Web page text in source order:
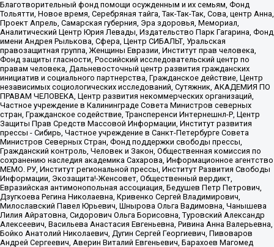
Благотворительный фонд помощи осужденным и их семьям, Фонд
Тольятти, Новое время, Серебряная тайга, Так-Так-Так, Сова, центр Анна,
Проект Апрель, Самарская губерния, Эра здоровья, Мемориал,
Аналитический Центр Юрия Левады, Издательство Парк Гагарина, Фонд
имени Андрея Рылькова, Сфера, Центр СИБАЛЬТ, Уральская
правозащитная группа, Женщины Евразии, Институт прав человека,
Фонд защиты гласности, Российский исследовательский центр по
правам человека, Дальневосточный центр развития гражданских
инициатив и социального партнерства, Гражданское действие, Центр
независимых социологических исследований, Сутяжник, АКАДЕМИЯ ПО
ПРАВАМ ЧЕЛОВЕКА, Центр развития некоммерческих организаций,
Частное учреждение в Калининграде Совета Министров северных
стран, Гражданское содействие, Трансперенси Интернешнл-Р, Центр
Защиты Прав Средств Массовой Информации, Институт развития
прессы - Сибирь, Частное учреждение в Санкт-Петербурге Совета
Министров Северных Стран, Фонд поддержки свободы прессы,
Гражданский контроль, Человек и Закон, Общественная комиссия по
сохранению наследия академика Сахарова, Информационное агентство
МЕМО. РУ, Институт региональной прессы, Институт Развития Свободы
Информации, Экозащита!-Женсовет, Общественный вердикт,
Евразийская антимонопольная ассоциация, Бедушев Петр Петрович,
Дзугкоева Регина Николаевна, Кривенко Сергей Владимирович,
Милославский Павел Юрьевич, Шнырова Ольга Вадимовна, Чанышева
Лилия Айратовна, Сидорович Ольга Борисовна, Туровский Александр
Алексеевич, Васильева Анастасия Евгеньевна, Ривина Анна Валерьевна,
Бойко Анатолий Николаевич, Дугин Сергей Георгиевич, Пивоваров
Андрей Сергеевич, Аверин Виталий Евгеньевич, Барахоев Магомед